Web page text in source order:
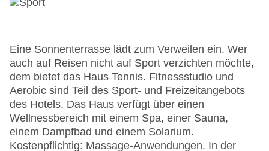
Eine Sonnenterrasse lädt zum Verweilen ein. Wer
auch auf Reisen nicht auf Sport verzichten möchte,
dem bietet das Haus Tennis. Fitnessstudio und
Aerobic sind Teil des Sport- und Freizeitangebots
des Hotels. Das Haus verfügt über einen
Wellnessbereich mit einem Spa, einer Sauna,
einem Dampfbad und einem Solarium.
Kostenpflichtig: Massage-Anwendungen. In der